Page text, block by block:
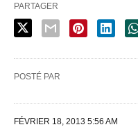
PARTAGER
POSTÉ PAR
FÉVRIER 18, 2013 5:56 AM